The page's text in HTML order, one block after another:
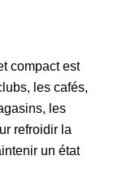
compact est
les cafés,
les
refroidir la
un état